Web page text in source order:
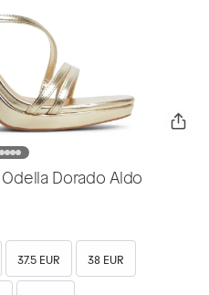
Dorado Aldo
37.5 EUR 38 EUR